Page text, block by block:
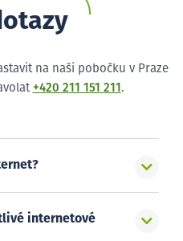
na naši pobočku v Praze
+420 211 151 211 .
internetové